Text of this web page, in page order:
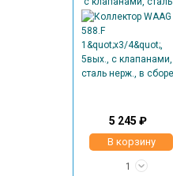
нерж., в сборе
5 245 ₽
В корзину
1